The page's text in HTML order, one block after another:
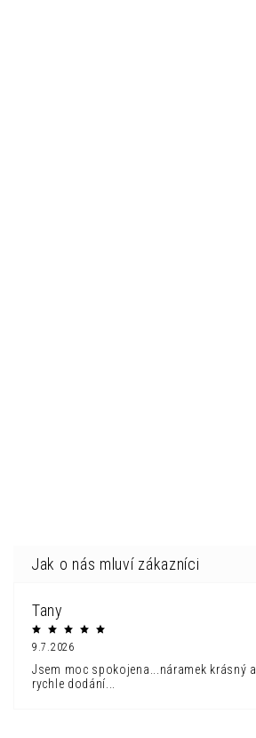
Tany
9.7.2026
Jsem moc spokojena...náramek krásný a
rychle dodání...